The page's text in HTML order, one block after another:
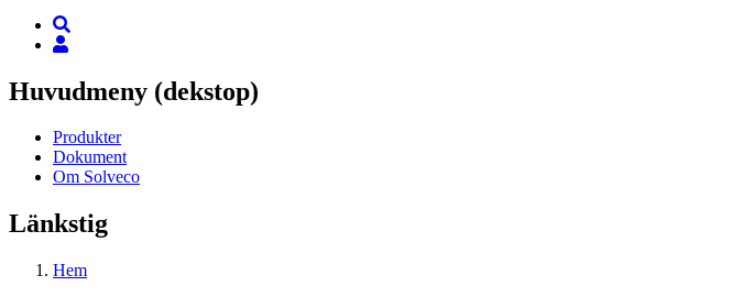
Huvudmeny (dekstop)
Produkter
Dokument
Om Solveco
Länkstig
Hem